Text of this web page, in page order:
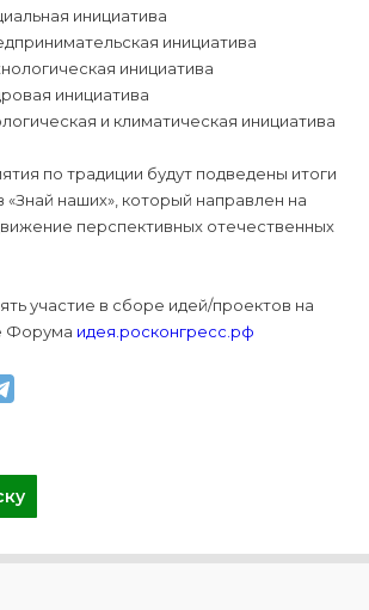
инициатива
инициатива
инициатива
инициатива
и климатическая инициатива
по традиции будут подведены итоги
наших», который направлен на
перспективных отечественных
участие в сборе идей/проектов на
Форума идея.росконгресс.рф